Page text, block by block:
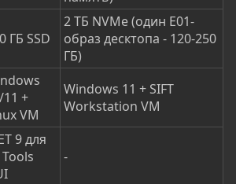
ГБ SSD
2 ТБ NVMe (один E01-
образ десктопа - 120-250
ГБ)
11 +
VM
Windows 11 + SIFT
Workstation VM
9 для
Tools
-